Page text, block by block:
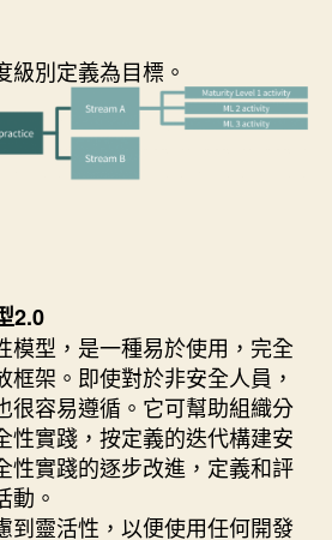
級別定義為目標。
2.0
模型，是一種易於使用，完全
框架。即使對於非安全人員，
很容易遵循。它可幫助組織分
性實踐，按定義的迭代構建安
性實踐的逐步改進，定義和評
動。
到靈活性，以便使用任何開發